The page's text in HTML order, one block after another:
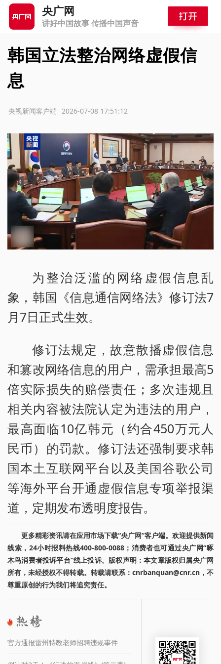
央广网
讲好中国故事 传播中国声音
韩国立法整治网络虚假信
息
2026-07-08 17:51:12
央视新闻客户端
为整治泛滥的网络虚假信息乱
象，韩国《信息通信网络法》修订法7
月7日正式生效。
修订法规定，故意散播虚假信息
和篡改网络信息的用户，需承担最高5
倍实际损失的赔偿责任；多次违规且
相关内容被法院认定为违法的用户，
最高面临10亿韩元（约合450万元人
民币）的罚款。修订法还强制要求韩
国本土互联网平台以及美国谷歌公司
等海外平台开通虚假信息专项举报渠
道，定期发布透明度报告。
更多精彩资讯请在应用市场下载“央广网”客户端。欢迎提供新闻
线索，24小时报料热线400-800-0088；消费者也可通过央广网“啄
木鸟消费者投诉平台”线上投诉。版权声明：本文章版权归属央广网
所有，未经授权不得转载。转载请联系：cnrbanquan@cnr.cn，不
尊重原创的行为我们将追究责任。
官方通报雷州特教老师招聘违规事件